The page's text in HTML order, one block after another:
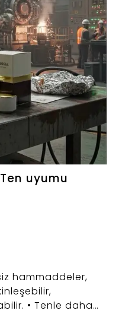
uyumu
hammaddeler,
daha